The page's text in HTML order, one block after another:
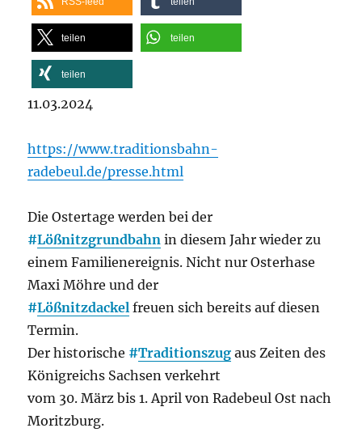
teilen teilen
teilen
11.03.2024
https://www.traditionsbahn-
radebeul.de/presse.html
Die Ostertage werden bei der
#Lößnitzgrundbahn in diesem Jahr wieder zu
einem Familienereignis. Nicht nur Osterhase
Maxi Möhre und der
#Lößnitzdackel freuen sich bereits auf diesen
Termin.
Der historische #Traditionszug aus Zeiten des
Königreichs Sachsen verkehrt
vom 30. März bis 1. April von Radebeul Ost nach
Moritzburg.